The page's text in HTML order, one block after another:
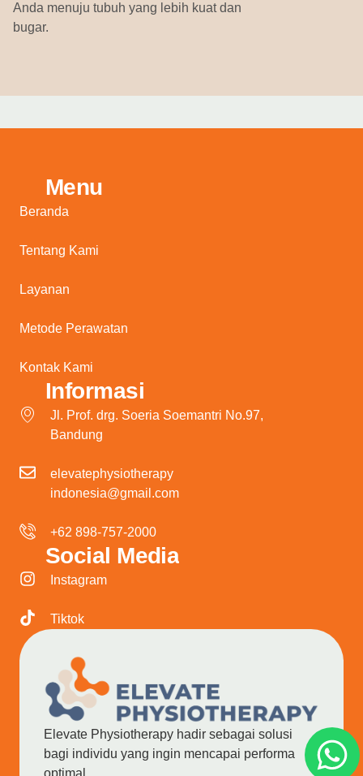
Anda menuju tubuh yang lebih kuat dan
bugar.
Menu
Beranda
Tentang Kami
Layanan
Metode Perawatan
Kontak Kami
Informasi
Jl. Prof. drg. Soeria Soemantri No.97,
Bandung
elevatephysiotherapy
indonesia@gmail.com
+62 898-757-2000
Social Media
Instagram
Tiktok
Elevate Physiotherapy hadir sebagai solusi
bagi individu yang ingin mencapai performa